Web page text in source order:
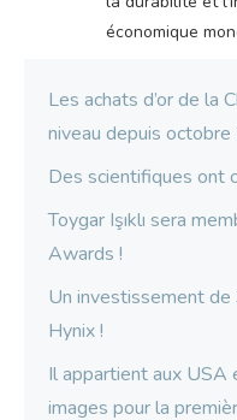
économique
Les achats d’or de la
niveau depuis
Des scientifiques ont
Toygar Işıklı sera
Awards !
Un investissement
Hynix !
Il appartient aux USA
images pour la